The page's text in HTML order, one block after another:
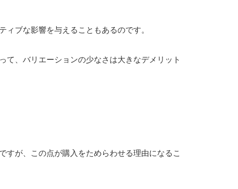
ィブな影響を与えることもあるのです。
て、バリエーションの少なさは大きなデメリット
すが、この点が購入をためらわせる理由になるこ